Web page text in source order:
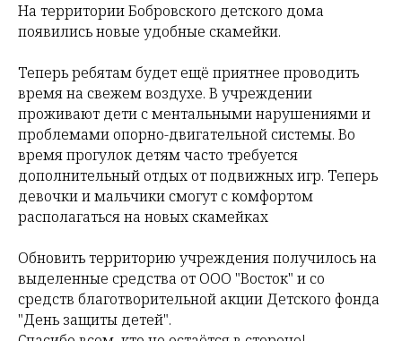
На территории Бобровского детского дома
появились новые удобные скамейки.
Теперь ребятам будет ещё приятнее проводить
время на свежем воздухе. В учреждении
проживают дети с ментальными нарушениями и
проблемами опорно-двигательной системы. Во
время прогулок детям часто требуется
дополнительный отдых от подвижных игр. Теперь
девочки и мальчики смогут с комфортом
располагаться на новых скамейках
Обновить территорию учреждения получилось на
выделенные средства от ООО "Восток" и со
средств благотворительной акции Детского фонда
"День защиты детей".